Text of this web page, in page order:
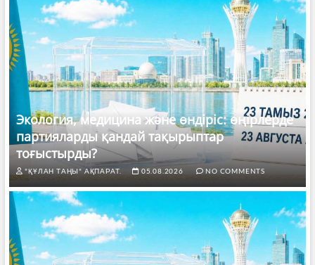
Экология, медицина және өндіріс: өңірлерде
партияларды қандай тақырыптар
тоғыстырды?
"ҚҰЛАН ТАҢЫ" АҚПАРАТ. 05.08.2026 NO COMMENTS